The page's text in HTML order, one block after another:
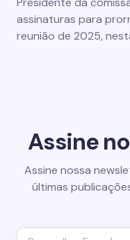
assinaturas para
reunião de 2025,
Assine
Assine nossa
últimas